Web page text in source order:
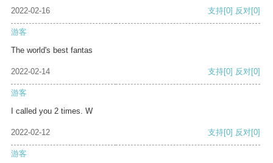
2022-02-16 支持[0] 反对[0]
游客
The world's best fantas
2022-02-14 支持[0] 反对[0]
游客
I called you 2 times. W
2022-02-12 支持[0] 反对[0]
游客